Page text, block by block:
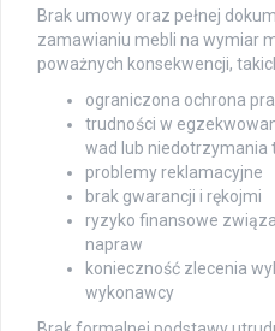
Brak umowy oraz pełnej
zamawianiu mebli na wymiar
poważnych konsekwencji,
ograniczona ochrona
trudności w
wad lub niedotrzymania
problemy reklamacyjne
brak gwarancji i rękojmi
ryzyko finansowe
napraw
konieczność zlecenia
wykonawcy